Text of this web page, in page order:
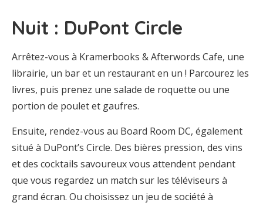
Nuit : DuPont Circle
Arrêtez-vous à Kramerbooks & Afterwords Cafe, une
librairie, un bar et un restaurant en un ! Parcourez les
livres, puis prenez une salade de roquette ou une
portion de poulet et gaufres.
Ensuite, rendez-vous au Board Room DC, également
situé à DuPont’s Circle. Des bières pression, des vins
et des cocktails savoureux vous attendent pendant
que vous regardez un match sur les téléviseurs à
grand écran. Ou choisissez un jeu de société à